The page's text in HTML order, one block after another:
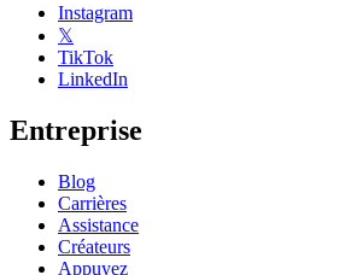
Instagram
𝕏
TikTok
LinkedIn
Entreprise
Blog
Carrières
Assistance
Créateurs
Appuyez